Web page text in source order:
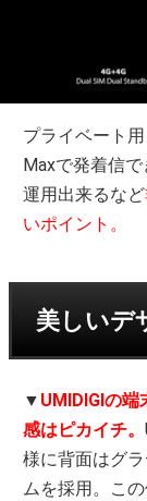
プライベート
Maxで発着信
運用出来るなど
いポイント。
美しいデ
▼ UMIDIGIの
感はピカイチ。
様に背面はグ
ムを採用。こ